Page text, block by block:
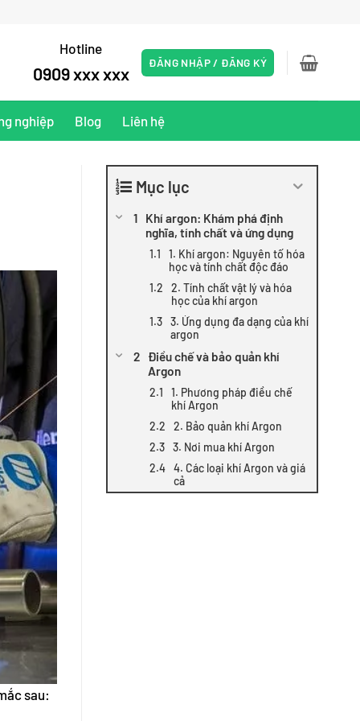
Hotline
0909 xxx xxx
ĐĂNG NHẬP / ĐĂNG KÝ
nghiệp Blog Liên hệ
sau:
Mục lục
Khí argon: Khám phá định
nghĩa, tính chất và ứng dụng
1. Khí argon: Nguyên tố hóa
học và tính chất độc đáo
2. Tính chất vật lý và hóa
học của khí argon
3. Ứng dụng đa dạng của khí
argon
Điều chế và bảo quản khí
Argon
1. Phương pháp điều chế
khí Argon
2. Bảo quản khí Argon
3. Nơi mua khí Argon
4. Các loại khí Argon và giá
cả